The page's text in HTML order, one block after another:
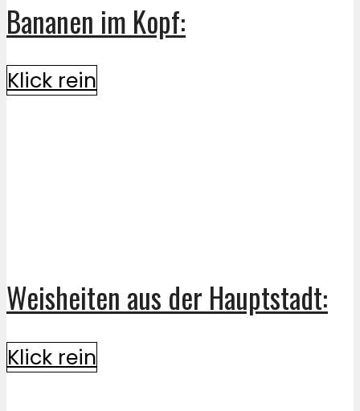
Bananen im Kopf:
Klick rein
Weisheiten aus der Hauptstadt:
Klick rein